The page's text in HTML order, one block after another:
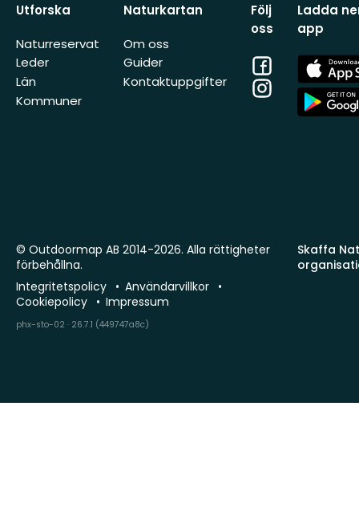
Utforska
Naturreservat
Leder
Län
Kommuner
Naturkartan
Om oss
Guider
Kontaktuppgifter
Följ
oss
Facebook
Instagram
Ladda
app
App
Store
App
Store
Skaffa
© Outdoormap AB 2014-2026. Alla rättigheter
förbehållna.
Integritetspolicy
Användarvillkor
Cookiepolicy
Impressum
phx-sto-02 · 26.7.1 (449747a8c)